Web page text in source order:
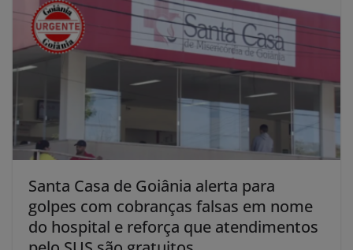
Santa Casa de Goiânia alerta para
golpes com cobranças falsas em nome
do hospital e reforça que atendimentos